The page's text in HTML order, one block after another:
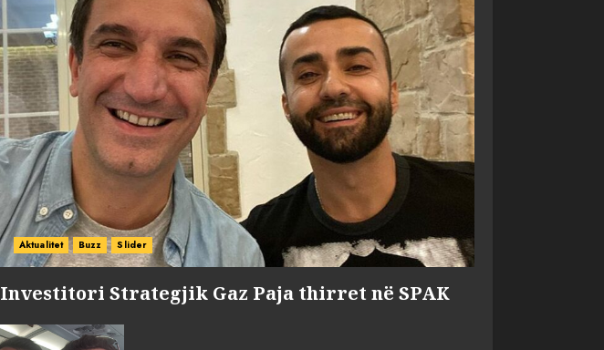
Aktualitet Buzz Slider
Investitori Strategjik Gaz Paja thirret në SPAK